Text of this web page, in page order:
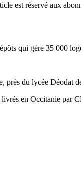
est réservé aux
qui gère 35 000
près du lycée Déodat
en Occitanie par